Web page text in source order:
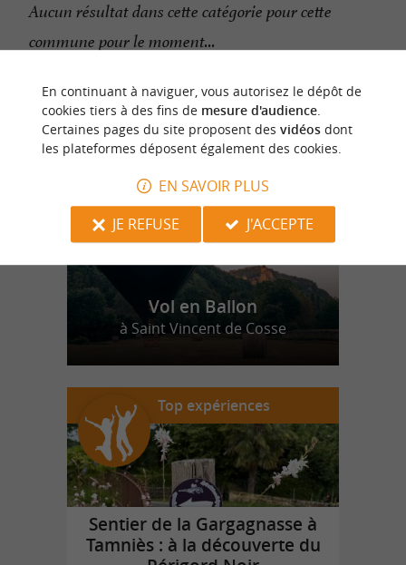
Aucun résultat dans cette catégorie pour cette
commune pour le moment...
n
o
t
r
e
c
o
u
p
d
e
c
o
e
u
r
Vol en Ballon
à Saint Vincent de Cosse
Top expériences
Sentier de la Gargagnasse à
Tamniès : à la découverte du
En continuant à naviguer, vous autorisez le dépôt de
cookies tiers à des fins de mesure d'audience.
Certaines pages du site proposent des vidéosdont
les plateformes déposent également des cookies.
EN SAVOIR PLUS
JE REFUSE
J'ACCEPTE